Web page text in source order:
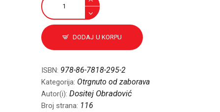
količina
DODAJ U KORPU
ISBN: 978-86-7818-295-2
Kategorija: Otrgnuto od zaborava
Autor(i): Dositej Obradović
Broj strana: 116